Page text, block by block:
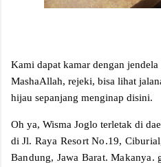
Kami dapat kamar dengan
MashaAllah, rejeki, bisa lihat
hijau sepanjang menginap disini.
Oh ya, Wisma Joglo terletak di
di Jl. Raya Resort No.19,
Bandung, Jawa Barat. Makanya.